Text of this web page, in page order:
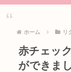
ホーム リ
赤チェッ
ができま